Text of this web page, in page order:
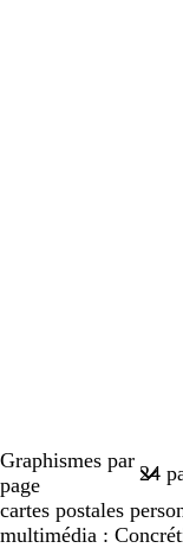
Graphismes par
page
cartes postales
multimédia :